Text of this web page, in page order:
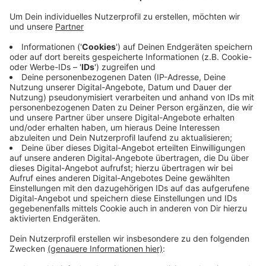
Anzeige
Ein Taxi-Unternehmen hat das Busunternehmen
Regionalverkehr Münsterland auch schon gefunden.
Das Taxi soll ab 1. Juli, also heute in genau einem
Monat, auf Bestellung fahren. Erstmal für sechs
Monate - als Test. Zur Halbzeit, also nach den ersten
drei Monaten, zieht die Gemeinde eine Bilanz.
Abschließend stellt sie alles der Politik vor und
entscheidet dann, ob und wie es mit dem neuen
Angebot weitergeht.
Anzeige